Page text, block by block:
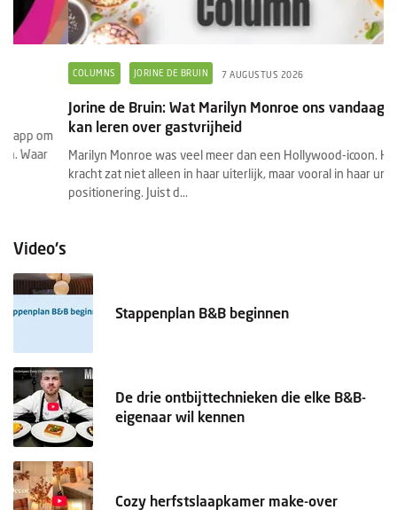
JORINE DE BRUIN 7 AUGUSTUS 2026
Jorine de Bruin: Wat Marilyn Monroe ons vandaag nog
kan leren over gastvrijheid
Marilyn Monroe was veel meer dan een Hollywood-icoon. Haar
kracht zat niet alleen in haar uiterlijk, maar vooral in haar unieke
positionering. Juist d...
Video's
Stappenplan B&B beginnen
De drie ontbijttechnieken die elke B&B-
eigenaar wil kennen
Cozy herfstslaapkamer make-over